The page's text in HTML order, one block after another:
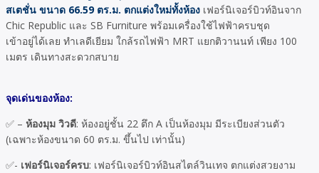
สเตชั่น ขนาด 66.59 ตร.ม. ตกแต่งใหม่ทั้งห้อง เฟอร์นิเจอร์บิวท์อินจาก
Chic Republic และ SB Furniture พร้อมเครื่องใช้ไฟฟ้าครบชุด
เข้าอยู่ได้เลย ทําเลดีเยียม ใกล้รถไฟฟ้า MRT แยกติวานนท์ เพียง 100
เมตร เดินทางสะดวกสบาย
จุดเด่นของห้อง:
✅ – ห้องมุม วิวดี: ห้องอยู่ชั้น 22 ตึก A เป็นห้องมุม มีระเบียงส่วนตัว
(เฉพาะห้องขนาด 60 ตร.ม. ขึ้นไป เท่านั้น)
✅- เฟอร์นิเจอร์ครบ: เฟอร์นิเจอร์บิวท์อินสไตล์วินเทจ ตกแต่งสวยงาม